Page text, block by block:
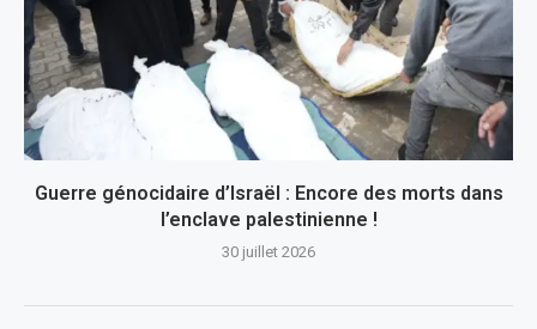
Guerre génocidaire d’Israël : Encore des morts dans
l’enclave palestinienne !
30 juillet 2026